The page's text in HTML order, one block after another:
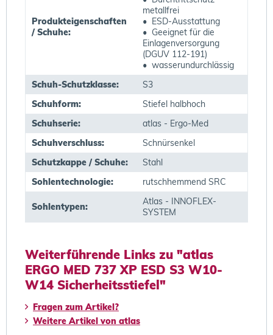
Produkteigenschaften
/ Schuhe:
metallfrei
• ESD-Ausstattung
• Geeignet für die
Einlagenversorgung
(DGUV 112-191)
• wasserundurchlässig
Schuh-Schutzklasse:
S3
Schuhform:
Stiefel halbhoch
Schuhserie:
atlas - Ergo-Med
Schuhverschluss:
Schnürsenkel
Schutzkappe / Schuhe:
Stahl
Sohlentechnologie:
rutschhemmend SRC
Sohlentypen:
Atlas - INNOFLEX-
SYSTEM
Weiterführende Links zu "atlas
ERGO MED 737 XP ESD S3 W10-
W14 Sicherheitsstiefel"
Fragen zum Artikel?
Weitere Artikel von atlas